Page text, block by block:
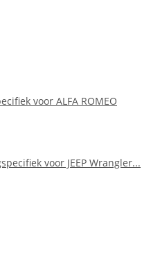
voor ALFA ROMEO